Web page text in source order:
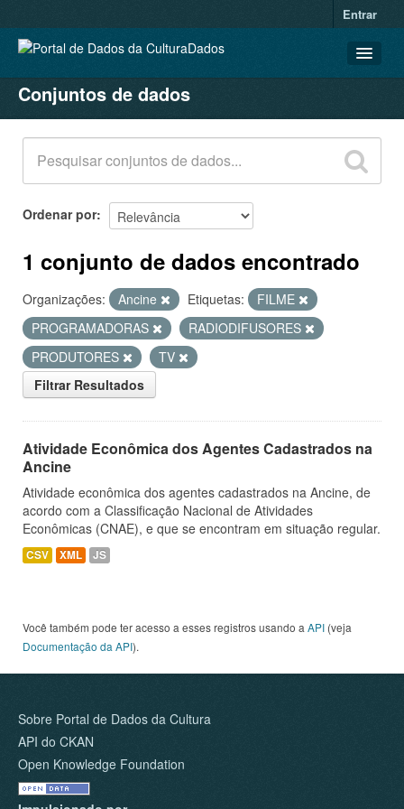
Entrar
CONJUNTOS DE DADOS
ORGANIZAÇÕES
GRUPOS
SOBRE
Conjuntos de dados
Ordenar por
1 conjunto de dados encontrado
Organizações: Ancine Etiquetas:
FILME
PROGRAMADORAS
RADIODIFUSORES
PRODUTORES
TV
Filtrar Resultados
Atividade Econômica dos Agentes Cadastrados na
Ancine
Atividade econômica dos agentes cadastrados na Ancine, de
acordo com a Classificação Nacional de Atividades
Econômicas (CNAE), e que se encontram em situação regular.
CSV XML JS
Você também pode ter acesso a esses registros usando a API (veja
Documentação da API).
Sobre Portal de Dados da Cultura
API do CKAN
Open Knowledge Foundation